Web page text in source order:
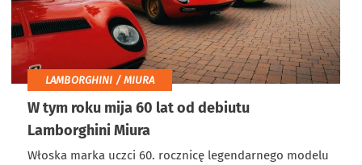
LAMBORGHINI / MIURA
W tym roku mija 60 lat od debiutu
Lamborghini Miura
Włoska marka uczci 60. rocznicę legendarnego modelu